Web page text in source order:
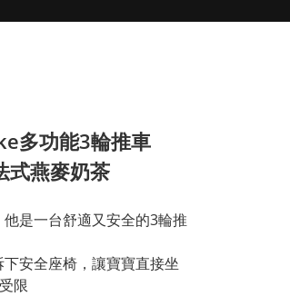
多功能3輪推車
式燕麥奶茶
是一台舒適又安全的3輪推
安全座椅，讓寶寶直接坐
限